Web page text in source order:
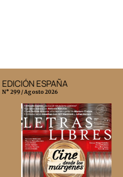
EDICIÓN ESPAÑA
N° 299 / Agosto 2026